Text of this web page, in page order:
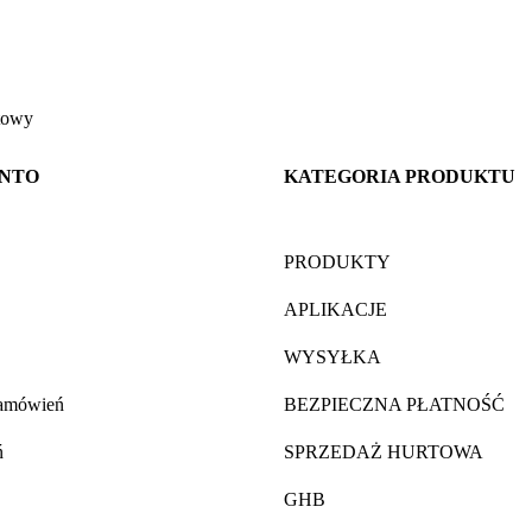
KATEGORIA PRODUKTU
PRODUKTY
APLIKACJE
WYSYŁKA
BEZPIECZNA PŁATNOŚĆ
SPRZEDAŻ HURTOWA
GHB